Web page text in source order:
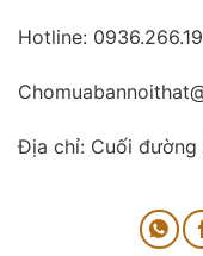
Hotline:
Địa chỉ: Cuối đường